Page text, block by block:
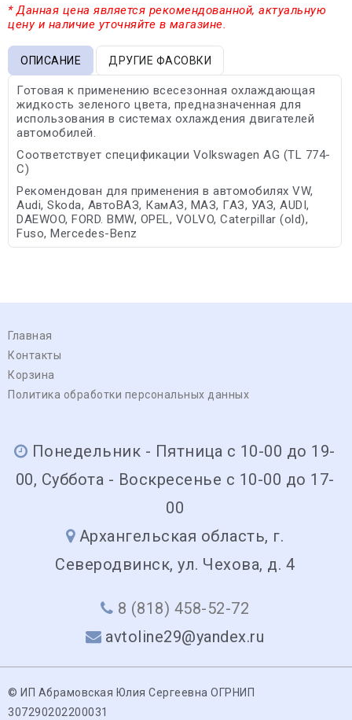
* Данная цена является рекомендованной, актуальную
цену и наличие уточняйте в магазине.
ОПИСАНИЕ ДРУГИЕ ФАСОВКИ
Готовая к применению всесезонная охлаждающая
жидкость зеленого цвета, предназначенная для
использования в системах охлаждения двигателей
автомобилей.
Соответствует спецификации Volkswagen AG (TL 774-
C)
Рекомендован для применения в автомобилях VW,
Audi, Skoda, АвтоВАЗ, КамАЗ, МАЗ, ГАЗ, УАЗ, AUDI,
DAEWOO, FORD. BMW, OPEL, VOLVO, Caterpillar (old),
Fuso, Mercedes-Benz
Главная
Контакты
Корзина
Политика обработки персональных данных
Понедельник - Пятница с 10-00 до 19-
00, Суббота - Воскресенье с 10-00 до 17-
00
Архангельская область, г.
Северодвинск, ул. Чехова, д. 4
8 (818) 458-52-72
avtoline29@yandex.ru
© ИП Абрамовская Юлия Сергеевна ОГРНИП
307290202200031